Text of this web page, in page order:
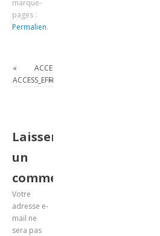
marque-
pages :
Permalien.
«
ACCESS_EFFECTUER_DES_CALCULS
»
Laisser
un
commentaire
Votre
adresse e-
mail ne
sera pas